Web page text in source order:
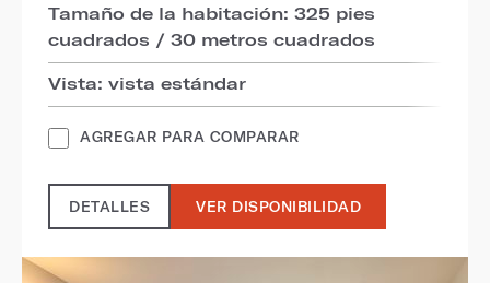
Tamaño de la habitación: 325 pies
cuadrados / 30 metros cuadrados
Vista: vista estándar
AGREGAR PARA COMPARAR
DETALLES VER DISPONIBILIDAD